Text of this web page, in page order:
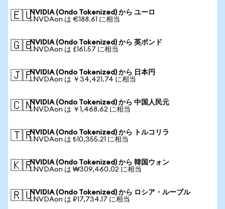
🇪🇺NVIDIA (Ondo Tokenized) から ユーロ
1 NVDAon は €188.61 に相当
🇬🇧NVIDIA (Ondo Tokenized) から 英ポンド
1 NVDAon は £161.57 に相当
🇯🇵NVIDIA (Ondo Tokenized) から 日本円
1 NVDAon は ￥34,421.74 に相当
🇨🇳NVIDIA (Ondo Tokenized) から 中国人民元
1 NVDAon は ￥1,468.62 に相当
🇹🇷NVIDIA (Ondo Tokenized) から トルコリラ
1 NVDAon は ₺10,355.21 に相当
🇰🇷NVIDIA (Ondo Tokenized) から 韓国ウォン
1 NVDAon は ₩309,460.02 に相当
🇷🇺NVIDIA (Ondo Tokenized) から ロシア・ルーブル
1 NVDAon は ₽17,734.17 に相当